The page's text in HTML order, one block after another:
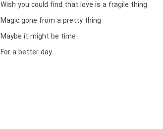
Wish you could find that love is a fragile thing
Magic gone from a pretty thing
Maybe it might be time
For a better day